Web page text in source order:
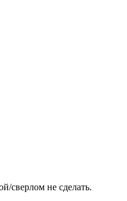
сверлом не сделать.